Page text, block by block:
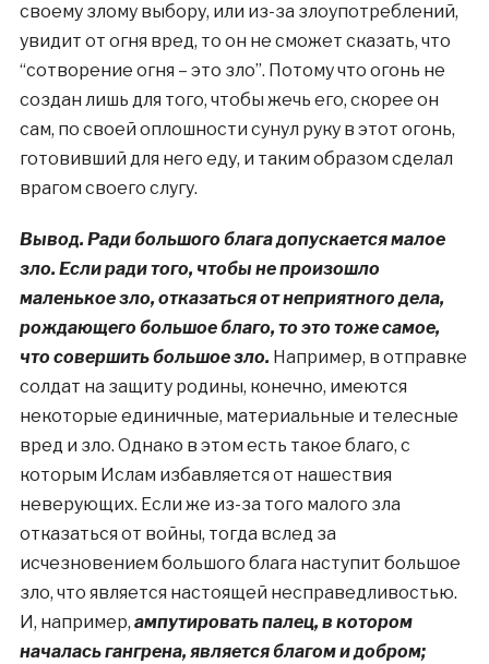
своему злому выбору, или из-за злоупотреблений,
увидит от огня вред, то он не сможет сказать, что
“сотворение огня – это зло”. Потому что огонь не
создан лишь для того, чтобы жечь его, скорее он
сам, по своей оплошности сунул руку в этот огонь,
готовивший для него еду, и таким образом сделал
врагом своего слугу.
Вывод. Ради большого блага допускается малое
зло. Если ради того, чтобы не произошло
маленькое зло, отказаться от неприятного дела,
рождающего большое благо, то это тоже самое,
что совершить большое зло. Например, в отправке
солдат на защиту родины, конечно, имеются
некоторые единичные, материальные и телесные
вред и зло. Однако в этом есть такое благо, с
которым Ислам избавляется от нашествия
неверующих. Если же из-за того малого зла
отказаться от войны, тогда вслед за
исчезновением большого блага наступит большое
зло, что является настоящей несправедливостью.
И, например, ампутировать палец, в котором
началась гангрена, является благом и добром;